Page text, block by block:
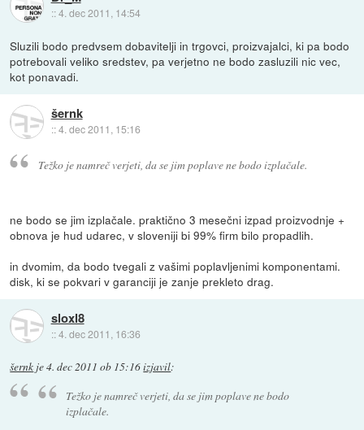
::4. dec 2011, 14:54
Sluzili bodo predvsem dobavitelji in trgovci, proizvajalci, ki pa bodo
potrebovali veliko sredstev, pa verjetno ne bodo zasluzili nic vec,
kot ponavadi.
šernk
::4. dec 2011, 15:16
Težko je namreč verjeti, da se jim poplave ne bodo izplačale.
ne bodo se jim izplačale. praktično 3 mesečni izpad proizvodnje +
obnova je hud udarec, v sloveniji bi 99% firm bilo propadlih.
in dvomim, da bodo tvegali z vašimi poplavljenimi komponentami.
disk, ki se pokvari v garanciji je zanje prekleto drag.
sloxl8
::4. dec 2011, 16:36
šernk je4. dec 2011 ob 15:16izjavil:
Težko je namreč verjeti, da se jim poplave ne bodo
izplačale.